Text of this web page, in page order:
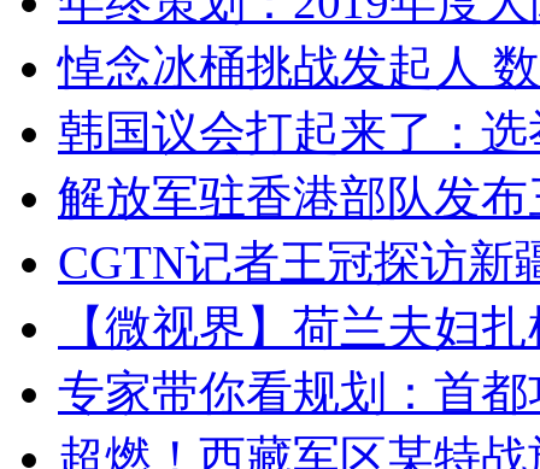
悼念冰桶挑战发起人
韩国议会打起来了：
解放军驻香港部队发
CGTN记者王冠探访新
【微视界】荷兰夫妇
专家带你看规划：首
超燃！西藏军区某特